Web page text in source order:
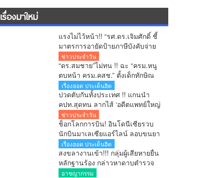
เรื่องมาใหม่
แรงไม่ไว้หน้า!! “รศ.ดร.เจิมศักดิ์ ชี้
มาตรการอายัดป้ายภาษีบังคับจ่าย
ใบสั่ง รัฐกำลังลงโทษประชาชน
ก่อนศาลตัดสิน
ข่าวประจำวัน
“ดร.สมชาย”ไม่ทน !! ฉะ “ครม.หนู
ตบหน้า ครม.คสช.” ตั้งเด็กทักษิณ
สวนทางปฏิรูปประเทศ-ยุทธศาสตร์
ชาติ
เรื่องฮอต ประเด็นฮิต
ปวดตับกันทั้งประเทศ !! แกนนำ
คปท.สุดทน ลากไส้ ‘อดีตแพทย์ใหญ่
รพ.ตำรวจ’ เลื่อนยศ พล.ต.อ. พร้อม
ดัน ‘ผกก.หนุ่ย’ ขึ้น ผอ.ป.ย.ป. เทียบ
ชั้น C11 สำนักนายกฯ!! สมัยอนุทิน
ข่าวประจำวัน
ช็อกโลกการบิน! อินโดนีเซียรวบ
นักบินมาเลเซียแอร์ไลน์ ลอบขนยา
อี 26 กิโลกรัม คาสนามบิน
เรื่องฮอต ประเด็นฮิต
สงขลางานเข้า!!! กลุ่มผู้เสียหายยื่น
หลักฐานร้อง กล่าวหาดาบตำรวจ
เอี่ยวบังคับถ่ายคลิปอนาจาร ขู่ยัด
อาชญากรรม